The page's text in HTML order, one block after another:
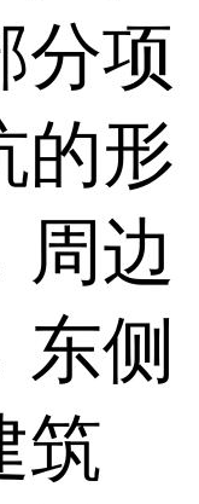
分项
的形
周边
东侧
筑